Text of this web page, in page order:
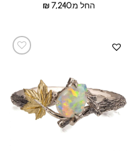
החל מ:
₪7,240